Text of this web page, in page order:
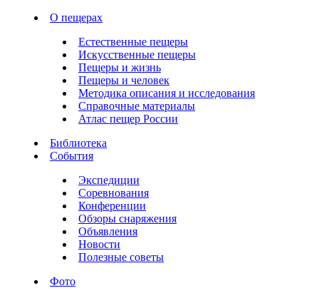
О пещерах
Естественные пещеры
Искусственные пещеры
Пещеры и жизнь
Пещеры и человек
Методика описания и исследования
Справочные материалы
Атлас пещер России
Библиотека
События
Экспедиции
Соревнования
Конференции
Обзоры снаряжения
Объявления
Новости
Полезные советы
Фото